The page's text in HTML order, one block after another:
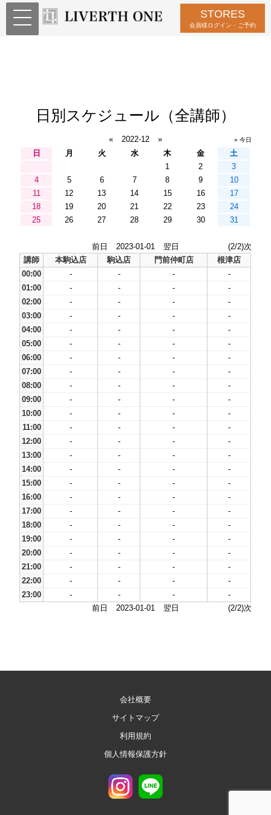
STORES
会員様ログイン・ご予約
日別スケジュール（全講師）
« 2022-12 » » 今日
日 月 火 水 木 金
土
1
2
3
4
5 6 7 8 9
10
11
12 13 14 15 16
17
18
19 20 21 22 23
24
25
26 27 28 29 30 31
前日 2023-01-01 翌日
(2/2)次
講師
本駒込店 駒込店 門前仲町店
根津店
00:00
- - -
-
01:00
- - -
-
02:00
- - -
-
03:00
- - -
-
04:00
- - -
-
05:00
- - -
-
06:00
- - -
-
07:00
- - -
-
08:00
- - -
-
09:00
- - -
-
10:00
- - -
-
11:00
- - -
-
12:00
- - -
-
13:00
- - -
-
14:00
- - -
-
15:00
- - -
-
16:00
- - -
-
17:00
- - -
-
18:00
- - -
-
19:00
- - -
-
20:00
- - -
-
21:00
- - -
-
22:00
- - -
-
23:00
- - -
-
前日
2023-01-01 翌日 (2/2)次
会社概要
サイトマップ
利用規約
個人情報保護方針